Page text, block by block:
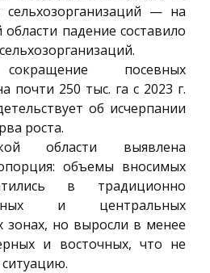
сельхозорганизаций — на
области падение составило
посевных
250 тыс. га с 2023 г.
об исчерпании
роста.
области выявлена
объемы вносимых
в традиционно
и центральных
зонах, но выросли в менее
и восточных, что не